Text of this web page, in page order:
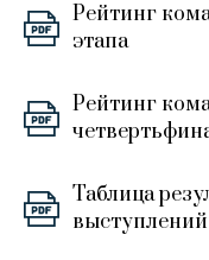
Рейтинг
этапа
Рейтинг
Таблица
выступлений